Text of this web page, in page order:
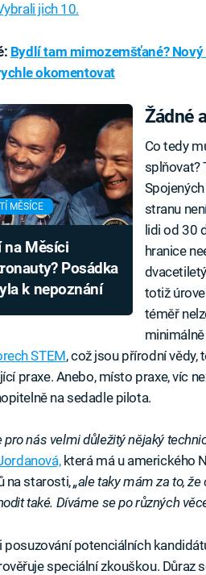
jich 10.
Bydlí tam mimozemšťané?
okomentovat
MĚSÍCE
na Měsíci
Posádka
k nepoznání
Žádné
Co tedy
splňovat?
stranu
lidi od 30
hranice
totiž
téměř
STEM, což jsou přírodní vědy,
praxe. Anebo, místo praxe, víc
na sedadle pilota.
nás velmi důležitý nějaký
která má u amerického
na starosti,„ale taky mám za to,
také. Díváme se po různých
posuzování potenciálních
speciální zkouškou. Důraz